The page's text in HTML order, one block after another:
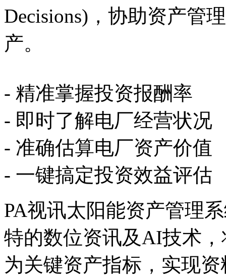
Decisions)，协助资产管
产。
- 精准掌握投资报酬率
- 即时了解电厂经营状况
- 准确估算电厂资产价值
- 一键搞定投资效益评估
PA视讯太阳能资产管理
特的数位资讯及AI技术
为关键资产指标，实现